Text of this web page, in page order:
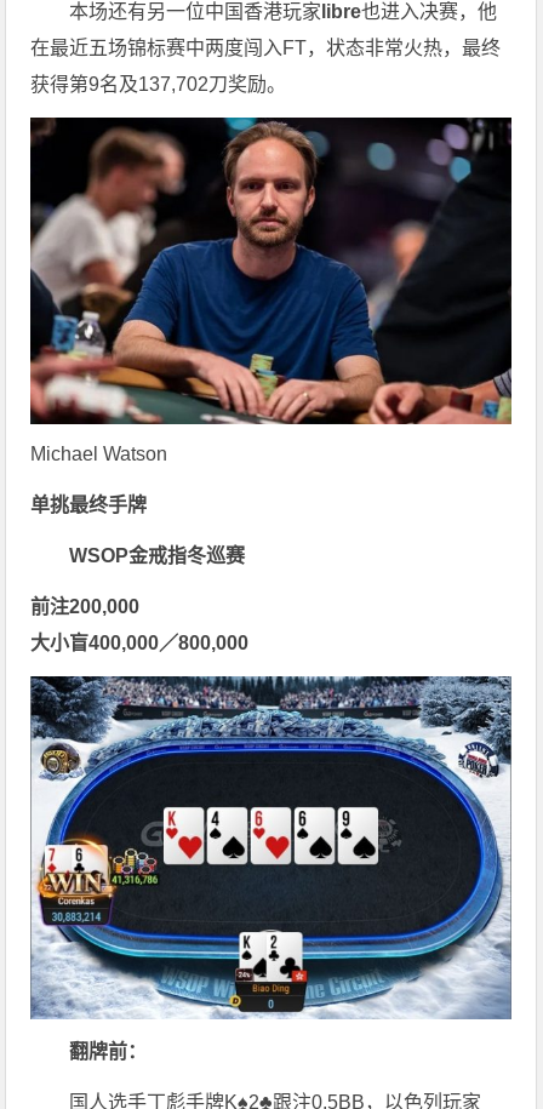
本场还有另一位中国香港玩家 libre也进入决赛，他
在最近五场锦标赛中两度闯入FT，状态非常火热，最终
获得第9名及137,702刀奖励。
Michael Watson
单挑最终手牌
WSOP金戒指冬巡赛
前注200,000
大小盲400,000／800,000
翻牌前：
国人选手丁彪手牌K♠2♣跟注0.5BB，以色列玩家